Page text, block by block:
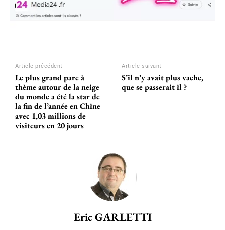
Article précédent
Le plus grand parc à
thème autour de la neige
du monde a été la star de
la fin de l’année en Chine
avec 1,03 millions de
visiteurs en 20 jours
Article suivant
S’il n’y avait plus vache,
que se passerait il ?
Eric GARLETTI